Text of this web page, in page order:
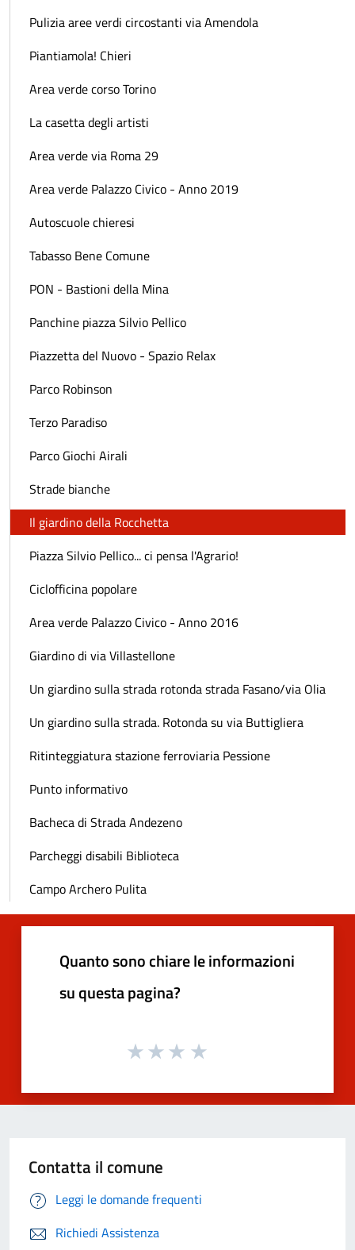
Pulizia aree verdi circostanti via Amendola
Piantiamola! Chieri
Area verde corso Torino
La casetta degli artisti
Area verde via Roma 29
Area verde Palazzo Civico - Anno 2019
Autoscuole chieresi
Tabasso Bene Comune
PON - Bastioni della Mina
Panchine piazza Silvio Pellico
Piazzetta del Nuovo - Spazio Relax
Parco Robinson
Terzo Paradiso
Parco Giochi Airali
Strade bianche
Il giardino della Rocchetta
Piazza Silvio Pellico... ci pensa l'Agrario!
Ciclofficina popolare
Area verde Palazzo Civico - Anno 2016
Giardino di via Villastellone
Un giardino sulla strada rotonda strada Fasano/via Olia
Un giardino sulla strada. Rotonda su via Buttigliera
Ritinteggiatura stazione ferroviaria Pessione
Punto informativo
Bacheca di Strada Andezeno
Parcheggi disabili Biblioteca
Campo Archero Pulita
Quanto sono chiare le informazioni
su questa pagina?
Contatta il comune
Leggi le domande frequenti
Richiedi Assistenza